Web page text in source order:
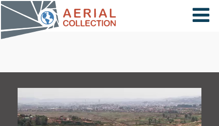
×
PAYS